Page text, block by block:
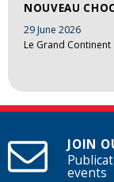
NOUVEAU
29 June 2026
Le Grand Continent
JOIN
events